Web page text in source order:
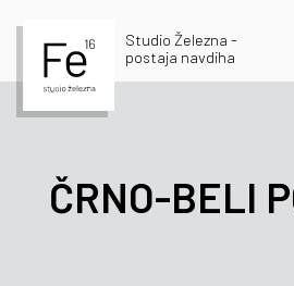
Studio Železna -
postaja navdiha
ČRNO-BELI